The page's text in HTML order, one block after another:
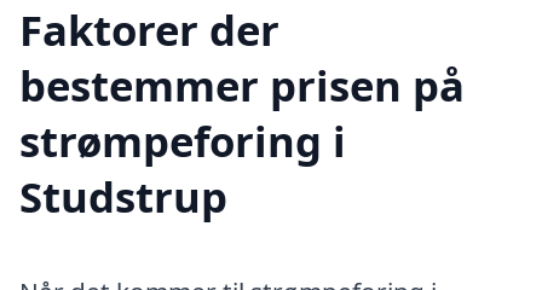
Faktorer der
bestemmer prisen på
strømpeforing i
Studstrup